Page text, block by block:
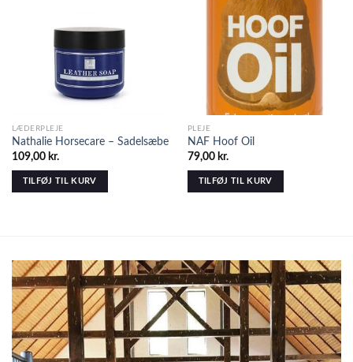
LÆDERPLEJE
Nathalie Horsecare – Sadelsæbe
109,00 kr.
TILFØJ TIL KURV
PLEJE
NAF Hoof Oil
79,00 kr.
TILFØJ TIL KURV